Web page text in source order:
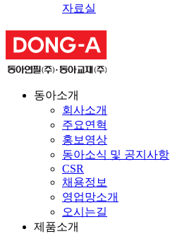
자료실
동아소개
회사소개
주요연혁
홍보영상
동아소식 및 공지사항
CSR
채용정보
영업망소개
오시는길
제품소개